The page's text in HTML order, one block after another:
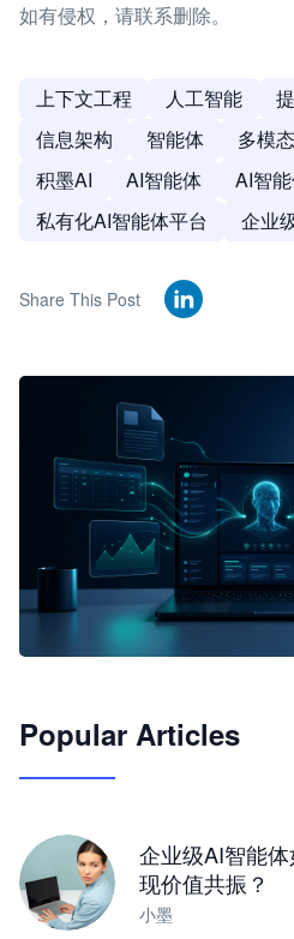
如有侵权，请联系删除。
上下文工程 人工智能
信息架构
智能体 多模
积墨AI
AI智能体
AI智
私有化AI智能体平台
企业
Share This Post
JimoClaw 桌面 AI Agent
Popular Articles
企业级AI智能
现价值共振？
小墨